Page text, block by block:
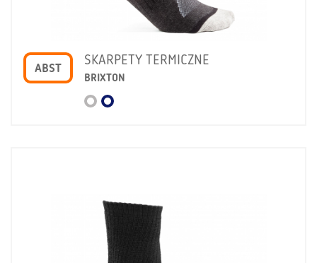
ABST
SKARPETY TERMICZNE
BRIXTON